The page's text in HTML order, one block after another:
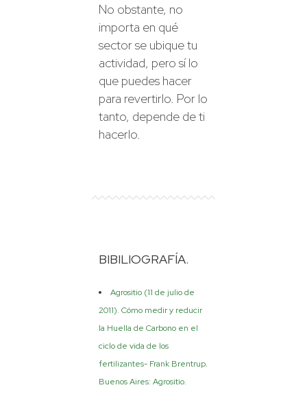
No obstante, no
importa en qué
sector se ubique tu
actividad, pero sí lo
que puedes hacer
para revertirlo. Por lo
tanto, depende de ti
hacerlo.
BIBILIOGRAFÍA.
Agrositio (11 de julio de
2011). Cómo medir y reducir
la Huella de Carbono en el
ciclo de vida de los
fertilizantes- Frank Brentrup.
Buenos Aires: Agrositio.